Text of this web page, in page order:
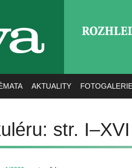
AKTUALITY
str. I–XVI